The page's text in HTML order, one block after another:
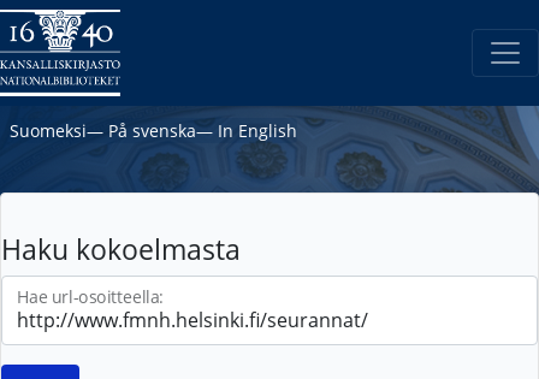
Suomeksi― På svenska― In English
Haku kokoelmasta
Hae url-osoitteella: